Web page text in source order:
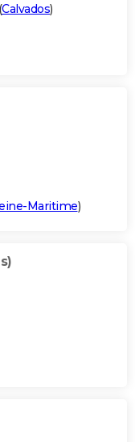
Calvados)
Maritime)